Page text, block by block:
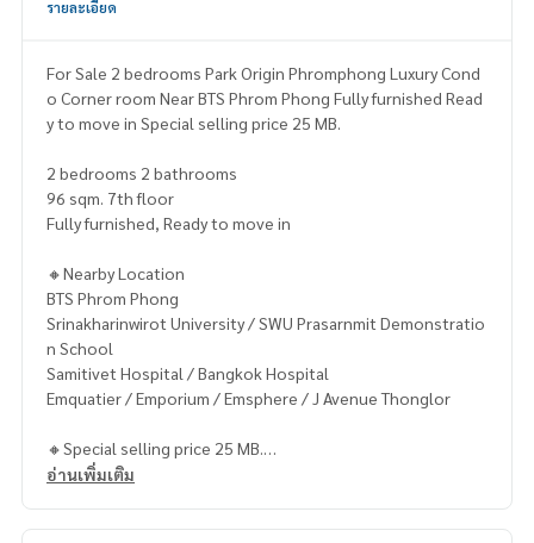
รายละเอียด
For Sale 2 bedrooms Park Origin Phromphong Luxury Cond
o Corner room Near BTS Phrom Phong Fully furnished Read
y to move in Special selling price 25 MB.
2 bedrooms 2 bathrooms
96 sqm. 7th floor
Fully furnished, Ready to move in
🔸Nearby Location
BTS Phrom Phong
Srinakharinwirot University / SWU Prasarnmit Demonstratio
n School
Samitivet Hospital / Bangkok Hospital
Emquatier / Emporium / Emsphere / J Avenue Thonglor
🔸Special selling price 25 MB.
อ่านเพิ่มเติม